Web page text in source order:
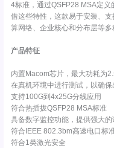
4标准，通过QSFP28 MSA定
借这些特性，这款易于安装、
算网络、企业核心和分布层等多
产品特征
内置Macom芯片，最大功耗为
在真机环境中进行测试，以确
支持100G到4x25G分线应用
符合热插拔QSFP28 MSA标准
具备数字监控功能，提供强大的
符合IEEE 802.3bm高速电口标
符合1类激光安全